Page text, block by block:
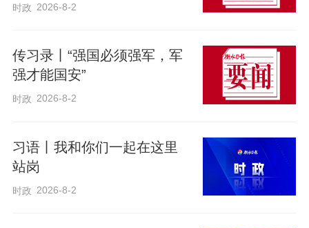
青少年综合素养，收到良好成效。
时政 2026-8-2
传习录丨“强国必须强军，军
强才能国安”
时政 2026-8-2
习语丨我和你们一起在这里
站岗
时政 2026-8-2